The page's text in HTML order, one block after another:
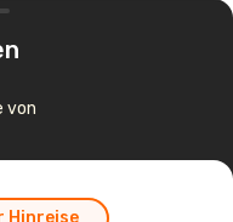
von
Hinreise